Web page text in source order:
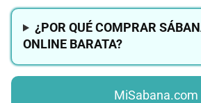
¿POR QUÉ COMPRAR
ONLINE BARATA?
MiSabana.com